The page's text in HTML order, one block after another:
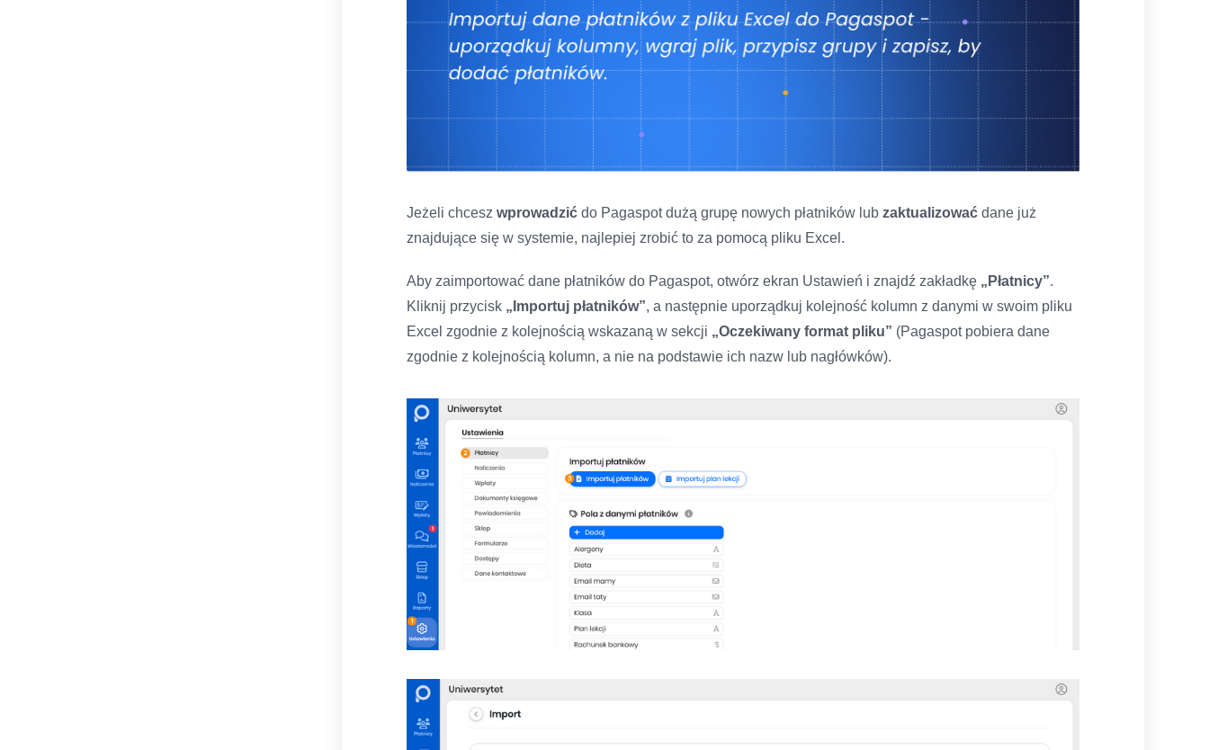
Jeżeli chcesz wprowadzić do Pagaspot dużą grupę nowych płatników lub zaktualizować dane już
znajdujące się w systemie, najlepiej zrobić to za pomocą pliku Excel.
Aby zaimportować dane płatników do Pagaspot, otwórz ekran Ustawień i znajdź zakładkę „Płatnicy”.
Kliknij przycisk „Importuj płatników”, a następnie uporządkuj kolejność kolumn z danymi w swoim pliku
Excel zgodnie z kolejnością wskazaną w sekcji „Oczekiwany format pliku” (Pagaspot pobiera dane
zgodnie z kolejnością kolumn, a nie na podstawie ich nazw lub nagłówków).